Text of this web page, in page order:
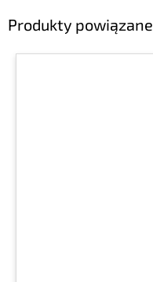
Produkty powiązane